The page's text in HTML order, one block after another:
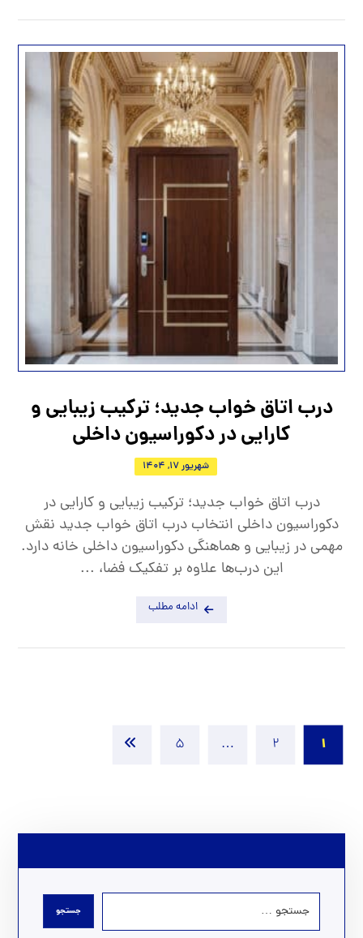
درب اتاق خواب جدید؛ ترکیب زیبایی و
کارایی در دکوراسیون داخلی
شهریور 17, 1404
درب اتاق خواب جدید؛ ترکیب زیبایی و کارایی در
دکوراسیون داخلی انتخاب درب اتاق خواب جدید نقش
مهمی در زیبایی و هماهنگی دکوراسیون داخلی خانه دارد.
این درب‌ها علاوه بر تفکیک فضا، ...
ادامه مطلب
1
2
…
5